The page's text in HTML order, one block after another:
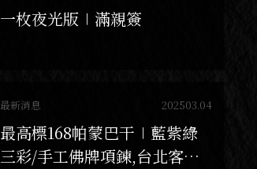
一枚夜光版∣滿親簽
202503.04
最新消息
最高標168帕蒙巴干∣藍紫綠
三彩/手工佛牌項鍊,台北客製